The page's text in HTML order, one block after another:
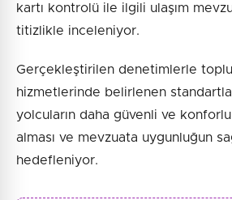
kartı kontrolü ile ilgili ulaşım
titizlikle inceleniyor.
Gerçekleştirilen denetimlerle toplu
hizmetlerinde belirlenen
yolcuların daha güvenli ve
alması ve mevzuata uygunluğun
hedefleniyor.